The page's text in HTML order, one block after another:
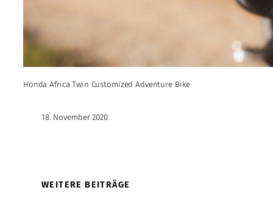
Honda Africa Twin Customized Adventure Bike
18. November 2020
WEITERE BEITRÄGE